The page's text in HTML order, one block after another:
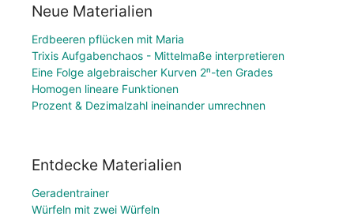
Neue Materialien
Erdbeeren pflücken mit Maria
Trixis Aufgabenchaos - Mittelmaße interpretieren
Eine Folge algebraischer Kurven 2ⁿ-ten Grades
Homogen lineare Funktionen
Prozent & Dezimalzahl ineinander umrechnen
Entdecke Materialien
Geradentrainer
Würfeln mit zwei Würfeln